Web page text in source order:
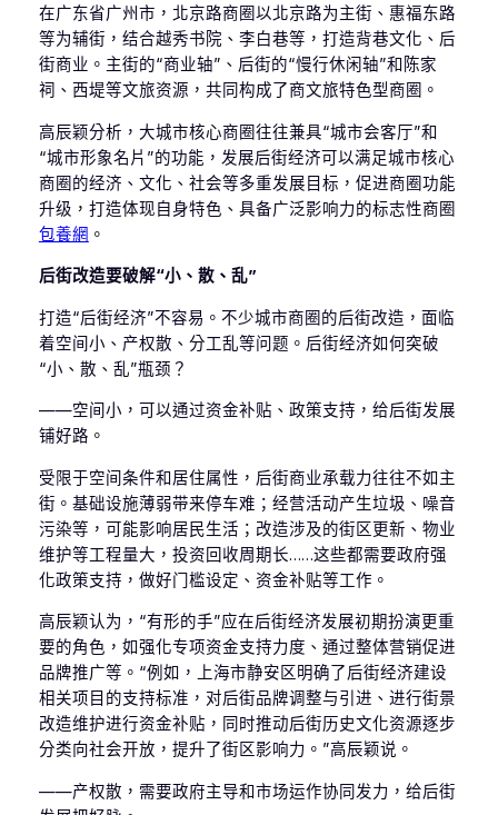
在广东省广州市，北京路商圈以北京路为主街、惠福东路
等为辅街，结合越秀书院、李白巷等，打造背巷文化、后
街商业。主街的“商业轴”、后街的“慢行休闲轴”和陈家
祠、西堤等文旅资源，共同构成了商文旅特色型商圈。
高辰颖分析，大城市核心商圈往往兼具“城市会客厅”和
“城市形象名片”的功能，发展后街经济可以满足城市核心
商圈的经济、文化、社会等多重发展目标，促进商圈功能
升级，打造体现自身特色、具备广泛影响力的标志性商圈
包養網 。
后街改造要破解“小、散、乱”
打造“后街经济”不容易。不少城市商圈的后街改造，面临
着空间小、产权散、分工乱等问题。后街经济如何突破
“小、散、乱”瓶颈？
——空间小，可以通过资金补贴、政策支持，给后街发展
铺好路。
受限于空间条件和居住属性，后街商业承载力往往不如主
街。基础设施薄弱带来停车难；经营活动产生垃圾、噪音
污染等，可能影响居民生活；改造涉及的街区更新、物业
维护等工程量大，投资回收周期长……这些都需要政府强
化政策支持，做好门槛设定、资金补贴等工作。
高辰颖认为，“有形的手”应在后街经济发展初期扮演更重
要的角色，如强化专项资金支持力度、通过整体营销促进
品牌推广等。“例如，上海市静安区明确了后街经济建设
相关项目的支持标准，对后街品牌调整与引进、进行街景
改造维护进行资金补贴，同时推动后街历史文化资源逐步
分类向社会开放，提升了街区影响力。”高辰颖说。
——产权散，需要政府主导和市场运作协同发力，给后街